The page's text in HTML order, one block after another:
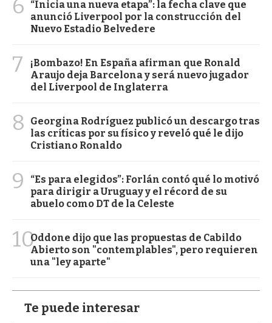
6
“Inicia una nueva etapa”: la fecha clave que
anunció Liverpool por la construcción del
Nuevo Estadio Belvedere
7
¡Bombazo! En España afirman que Ronald
Araujo deja Barcelona y será nuevo jugador
del Liverpool de Inglaterra
8
Georgina Rodríguez publicó un descargo tras
las críticas por su físico y reveló qué le dijo
Cristiano Ronaldo
9
“Es para elegidos”: Forlán contó qué lo motivó
para dirigir a Uruguay y el récord de su
abuelo como DT de la Celeste
10Oddone dijo que las propuestas de Cabildo
Abierto son "contemplables", pero requieren
una "ley aparte"
Te puede interesar